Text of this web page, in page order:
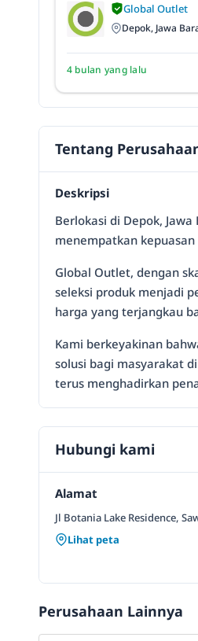
Global Outlet
Depok, Jawa
4 bulan yang lalu
Tentang
Deskripsi
Berlokasi di Depok,
menempatkan
Global Outlet, dengan
seleksi produk menjadi
harga yang terjangkau
Kami berkeyakinan
solusi bagi masyarakat
terus menghadirkan
Hubungi kami
Alamat
Jl Botania Lake Residence,
Lihat peta
Perusahaan Lainnya